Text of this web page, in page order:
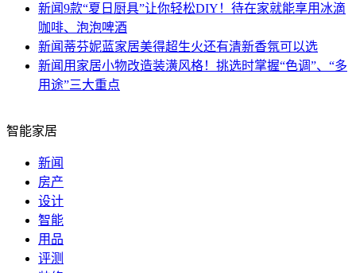
新闻9款“夏日厨具”让你轻松DIY！待在家就能享用冰滴
咖啡、泡泡啤酒
新闻 蒂芬妮蓝家居美得超生火还有清新香氛可以选
新闻 用家居小物改造装潢风格！挑选时掌握“色调”、“多
用途”三大重点
智能家居
新闻
房产
设计
智能
用品
评测